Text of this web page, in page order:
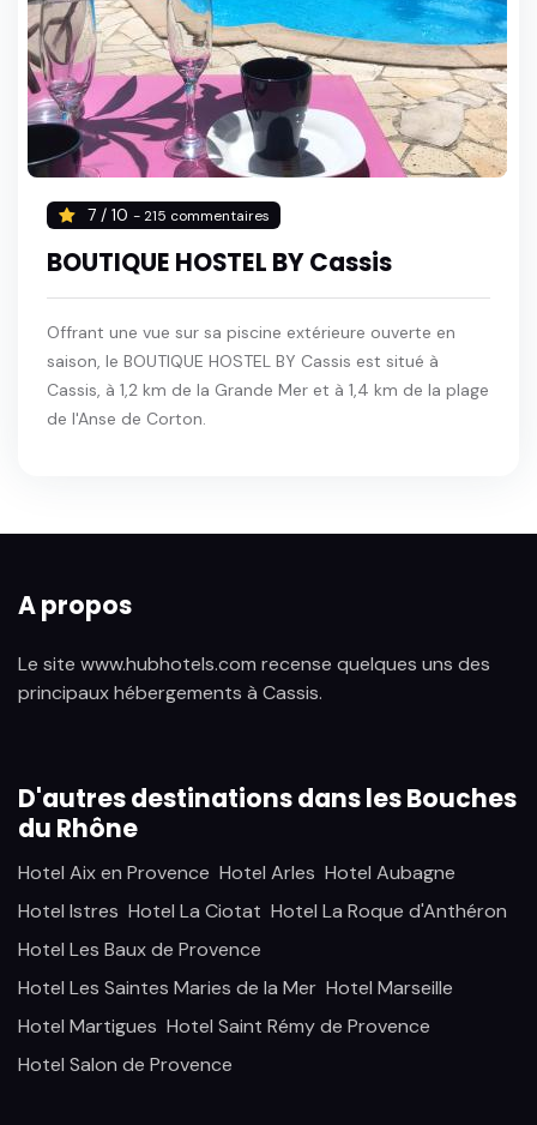
7 / 10 - 215 commentaires
BOUTIQUE HOSTEL BY Cassis
Offrant une vue sur sa piscine extérieure ouverte en
saison, le BOUTIQUE HOSTEL BY Cassis est situé à
Cassis, à 1,2 km de la Grande Mer et à 1,4 km de la plage
de l'Anse de Corton.
A propos
Le site www.hubhotels.com recense quelques uns des
principaux hébergements à Cassis.
D'autres destinations dans les Bouches
du Rhône
Hotel Aix en Provence Hotel Arles Hotel Aubagne
Hotel Istres Hotel La Ciotat Hotel La Roque d'Anthéron
Hotel Les Baux de Provence
Hotel Les Saintes Maries de la Mer Hotel Marseille
Hotel Martigues Hotel Saint Rémy de Provence
Hotel Salon de Provence